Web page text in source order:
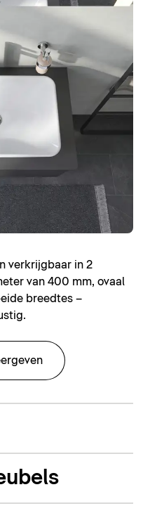
verkrijgbaar in 2
van 400 mm, ovaal
breedtes –